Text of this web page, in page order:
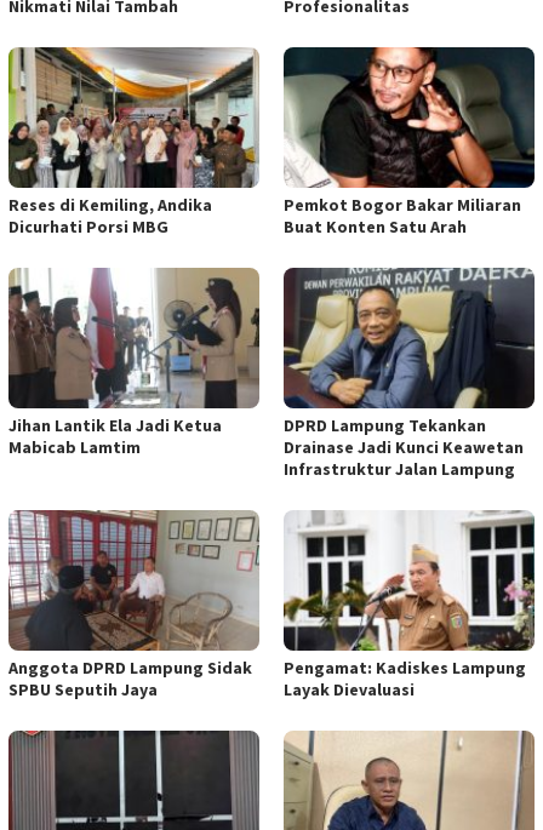
Nikmati Nilai Tambah
Profesionalitas
Reses di Kemiling, Andika
Dicurhati Porsi MBG
Pemkot Bogor Bakar Miliaran
Buat Konten Satu Arah
Jihan Lantik Ela Jadi Ketua
Mabicab Lamtim
DPRD Lampung Tekankan
Drainase Jadi Kunci Keawetan
Infrastruktur Jalan Lampung
Anggota DPRD Lampung Sidak
SPBU Seputih Jaya
Pengamat: Kadiskes Lampung
Layak Dievaluasi